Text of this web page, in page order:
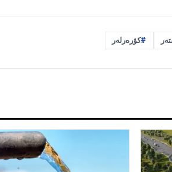
كۋرەرلەر